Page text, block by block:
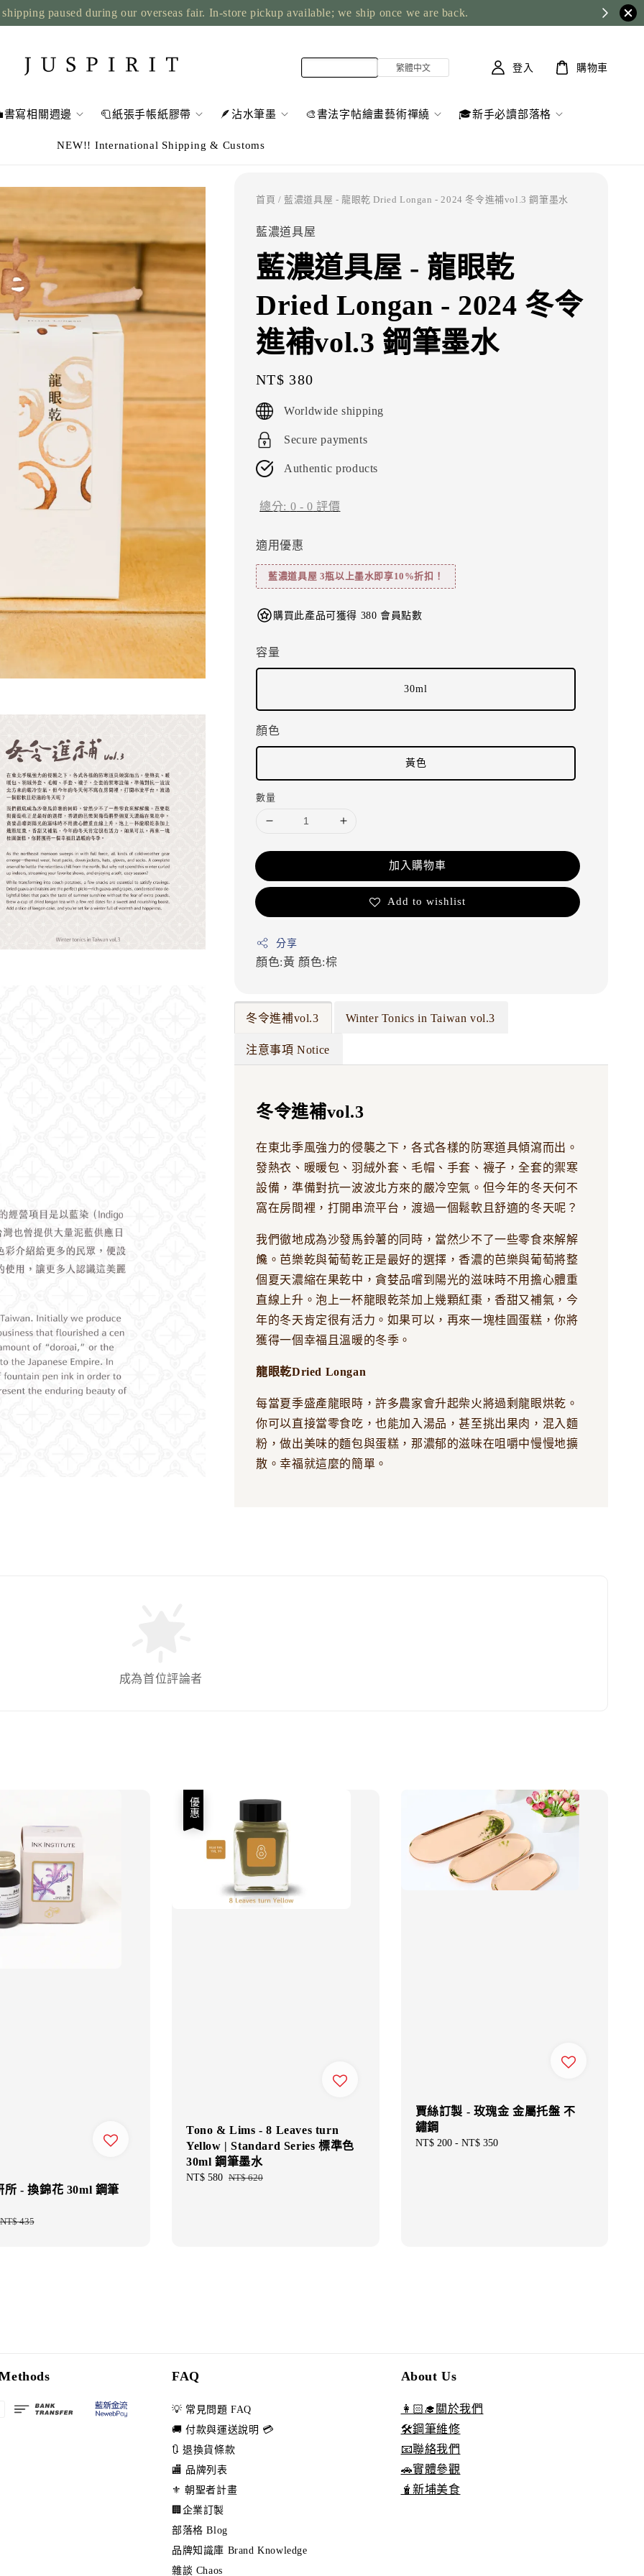
paused during our overseas fair. In-store pickup available; we ship once we are back.
書寫相關週邊 🧻紙張手帳紙膠帶 🪶沾水筆墨 🎨書法字帖繪畫藝術禪繞 🎓新手必讀部落格
NEW!! International Shipping & Customs
登入 購物車
首頁 / 藍濃道具屋 - 龍眼乾 Dried Longan - 2024 冬令進補vol.3 鋼筆墨水
藍濃道具屋
藍濃道具屋 - 龍眼乾
Dried Longan - 2024 冬令
進補vol.3 鋼筆墨水
Regular
price
NT$ 380
Worldwide shipping
Secure payments
Authentic products
總分: 0 -0 評價
適用優惠
藍濃道具屋 3瓶以上墨水即享10%折扣！
購買此產品可獲得 380 會員點數
容量
30ml
顏色
黃色
數量
加入購物車
Add to wishlist
分享
顏色:黃 顏色:棕
冬令進補vol.3 Winter Tonics in Taiwan vol.3
注意事項 Notice
冬令進補vol.3
在東北季風強力的侵襲之下，各式各樣的防寒道具傾瀉而出。
發熱衣、暖暖包、羽絨外套、毛帽、手套、襪子，全套的禦寒
設備，準備對抗一波波北方來的嚴冷空氣。但今年的冬天何不
窩在房間裡，打開串流平台，渡過一個鬆軟且舒適的冬天呢？
我們徹地成為沙發馬鈴薯的同時，當然少不了一些零食來解解
饞。芭樂乾與葡萄乾正是最好的選擇，香濃的芭樂與葡萄將整
個夏天濃縮在果乾中，貪婪品嚐到陽光的滋味時不用擔心體重
直線上升。泡上一杯龍眼乾茶加上幾顆紅棗，香甜又補氣，今
年的冬天肯定很有活力。如果可以，再來一塊桂圓蛋糕，你將
獲得一個幸福且溫暖的冬季。
龍眼乾Dried Longan
每當夏季盛產龍眼時，許多農家會升起柴火將過剩龍眼烘乾。
你可以直接當零食吃，也能加入湯品，甚至挑出果肉，混入麵
粉，做出美味的麵包與蛋糕，那濃郁的滋味在咀嚼中慢慢地擴
散。幸福就這麼的簡單。
成為首位評論者
所 - 換錦花 30ml 鋼筆
Regular
NT$ 435
優惠
Tono & Lims - 8 Leaves turn
Yellow | Standard Series 標準色
30ml 鋼筆墨水
Sale
NT$ 580 Regular
NT$ 620
賈絲訂製 - 玫瑰金 金屬托盤 不
鏽鋼
Regular
NT$ 200- NT$ 350
FAQ
💡 常見問題 FAQ
🚚 付款與運送說明 💳
🔃 退換貨條款
🏬 品牌列表
⚜️ 朝聖者計畫
🏢企業訂製
部落格 Blog
品牌知識庫 Brand Knowledge
雜談 Chaos
About Us
👩🏻‍🎓關於我們
🛠️鋼筆維修
📧聯絡我們
🚗實體參觀
🧋新埔美食